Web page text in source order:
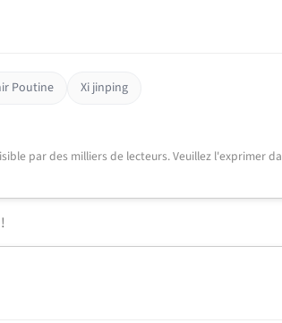
Poutine Xi jinping
par des milliers de lecteurs. Veuillez l'exprimer